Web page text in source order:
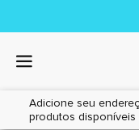
Adicione seu
produtos disponíveis
Home|Cães|Tapetes